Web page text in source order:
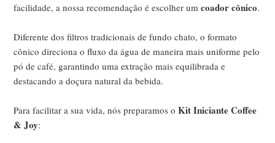
facilidade, a nossa recomendação é escolher umcoador cônico.
Diferente dos filtros tradicionais de fundo chato, o formato
cônico direciona o fluxo da água de maneira mais uniforme pelo
pó de café, garantindo uma extração mais equilibrada e
destacando a doçura natural da bebida.
Para facilitar a sua vida, nós preparamos oKit Iniciante Coffee
& Joy: